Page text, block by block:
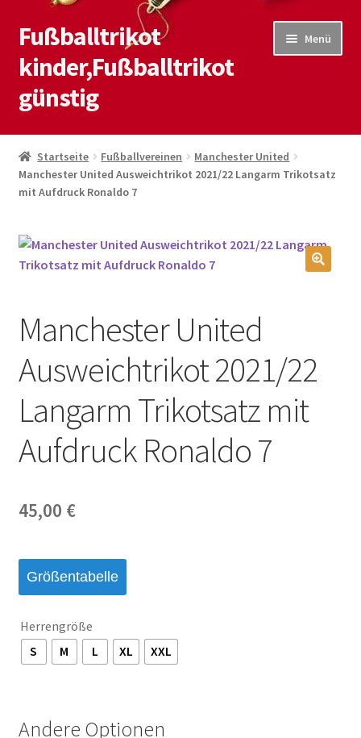
Zur
Navigation
springen
Zum
Inhalt
springen
Fußballtrikot
kinder,Fußballtrikot
günstig
Menü
Start
Blog
Kontaktiere uns
Shop
Warenkorb
Startseite Fußballvereinen
Manchester United
Manchester United Ausweichtrikot 2021/22 Langarm Trikotsatz
mit Aufdruck Ronaldo 7
Manchester United
Ausweichtrikot 2021/22
Langarm Trikotsatz mit
Aufdruck Ronaldo 7
45,00 €
Größentabelle
Herrengröße
S
M L XL XXL
Andere Optionen